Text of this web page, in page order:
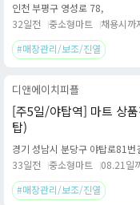
인천 부평구 영성로 78,
32일전
중소형마트
채용시까
#매장관리/보조/진열
디앤에이치피플
[주5일/야탑역] 마트 상
탑)
경기 성남시 분당구 야탑로81번
33일전
중소형마트 08.21일
#매장관리/보조/진열